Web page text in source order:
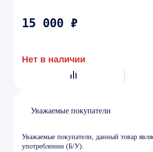
15 000 ₽
Нет в наличии
Уважаемые покупатели
Уважаемые покупатели, данный товар
употреблении (Б/У).